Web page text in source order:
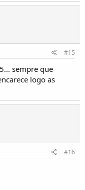
#15
sempre que
logo as
#16